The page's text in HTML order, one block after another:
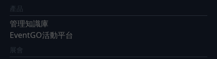
產品
管理知識庫
EventGO活動平台
展會